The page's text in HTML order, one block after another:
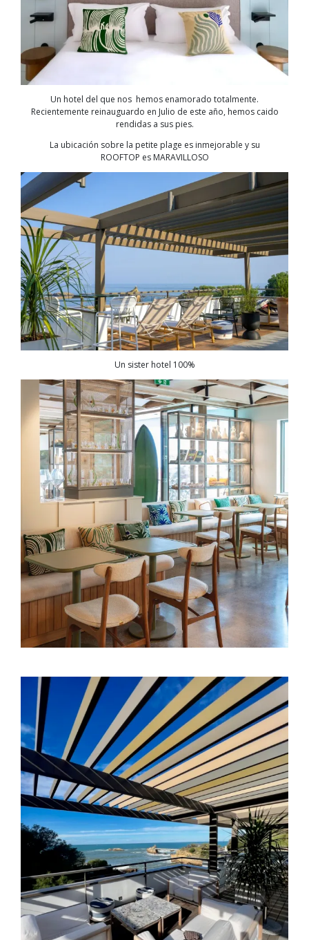
Un hotel del que nos hemos enamorado totalmente.
Recientemente reinauguardo en Julio de este año, hemos caido
rendidas a sus pies.
La ubicación sobre la petite plage es inmejorable y su
ROOFTOP es MARAVILLOSO
Un sister hotel 100%